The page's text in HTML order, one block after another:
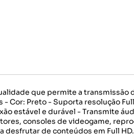
que permite a
Preto - Suporta resolução
estável e durável - Transmite
consoles de videogame,
desfrutar de conteúdos em Full HD.